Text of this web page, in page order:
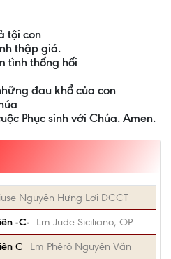
tội con
thập giá.
tình thống hối
đau khổ của con
Phục sinh với Chúa. Amen.
Nguyễn Hưng Lợi DCCT
-C-
Lm Jude Siciliano, OP
C
Lm Phêrô Nguyễn Văn